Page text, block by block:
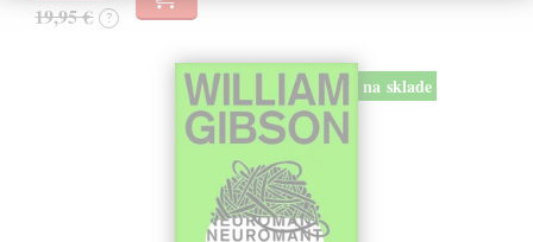
19,95 € ?
na sklade